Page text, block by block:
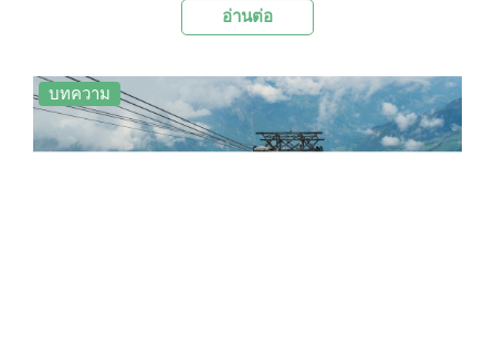
หนึ่งในสถานที่สำคัญที่มีชื่อเสียงที่สุดในสวิตเซอร์
อ่านต่อ
บทความ